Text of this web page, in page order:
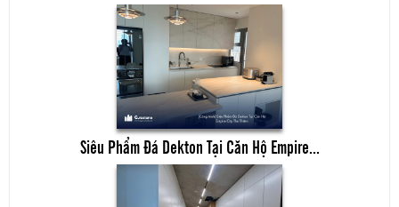
Siêu Phẩm Đá Dekton Tại Căn Hộ Empire...